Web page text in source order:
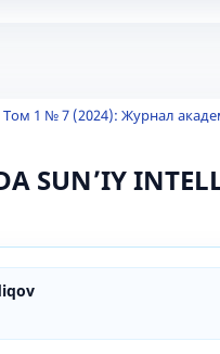
Том 1 № 7 (2024): Журнал
SUN’IY